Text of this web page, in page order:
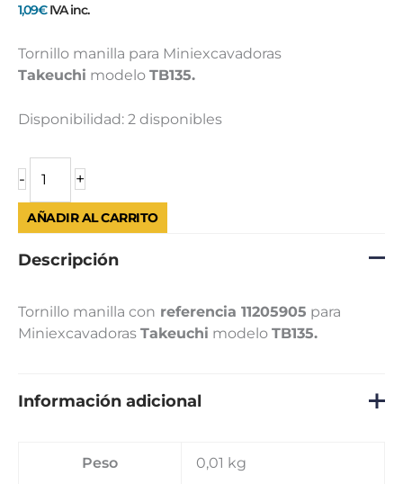
1,09€ IVA inc.
Tornillo manilla para Miniexcavadoras
Takeuchi modelo TB135.
Disponibilidad: 2 disponibles
- +
AÑADIR AL CARRITO
Descripción
Tornillo manilla con referencia 11205905 para
Miniexcavadoras Takeuchi modelo TB135.
Información adicional
Peso 0,01 kg